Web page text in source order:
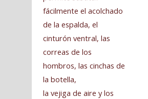
fácilmente el acolchado
de la espalda, el
cinturón ventral, las
correas de los
hombros, las cinchas de
la botella,
la vejiga de aire y los